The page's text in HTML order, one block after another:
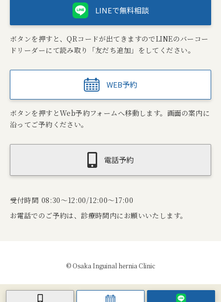
電話予約
受付時間 08:30～12:00/12:00～17:00
お電話でのご予約は、診療時間内にお願いいたします。
WEB予約
ボタンを押すとWeb予約フォームへ移動します。画面の案内に
沿ってご予約ください。
LINEで無料相談
ボタンを押すと、QRコードが出てきますのでLINEのバーコー
ドリーダーにて読み取り「友だち追加」をしてください。
© Osaka Inguinal hernia Clinic